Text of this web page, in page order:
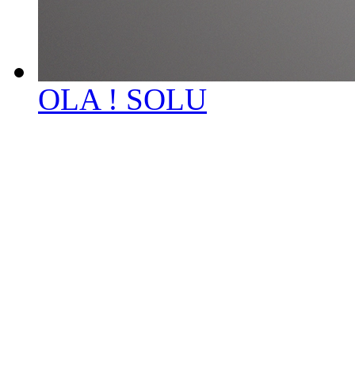
OLA ! SOLU